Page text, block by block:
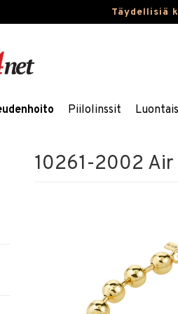
Täydellisiä
Piilolinssit
10261-2002